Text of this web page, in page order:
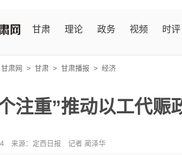
甘肃 理论 政务 视频 时评
肃网 > 甘肃 > 甘肃播报 > 经济
注重”推动以工代赈
来源：定西日报 记者 蔺泽华